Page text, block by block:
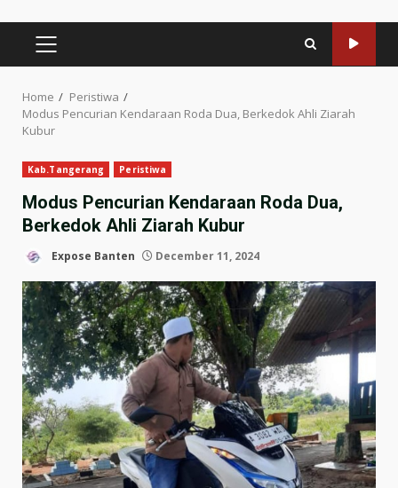
PRIMARY
MENU
Home
Peristiwa
Modus Pencurian Kendaraan Roda Dua, Berkedok Ahli Ziarah
Kubur
Kab.Tangerang Peristiwa
Modus Pencurian Kendaraan Roda Dua,
Berkedok Ahli Ziarah Kubur
Expose Banten December 11, 2024